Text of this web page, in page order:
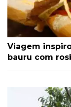
Viagem
bauru com